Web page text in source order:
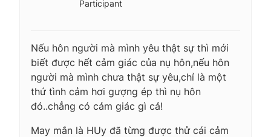
Participant
Nếu hôn người mà mình yêu thật sự thì mới
biết được hết cảm giác của nụ hôn,nếu hôn
người mà mình chưa thật sự yêu,chỉ là một
thứ tình cảm hơi gượng ép thì nụ hôn
đó..chẳng có cảm giác gì cả!
May mắn là HUy đã từng được thử cái cảm